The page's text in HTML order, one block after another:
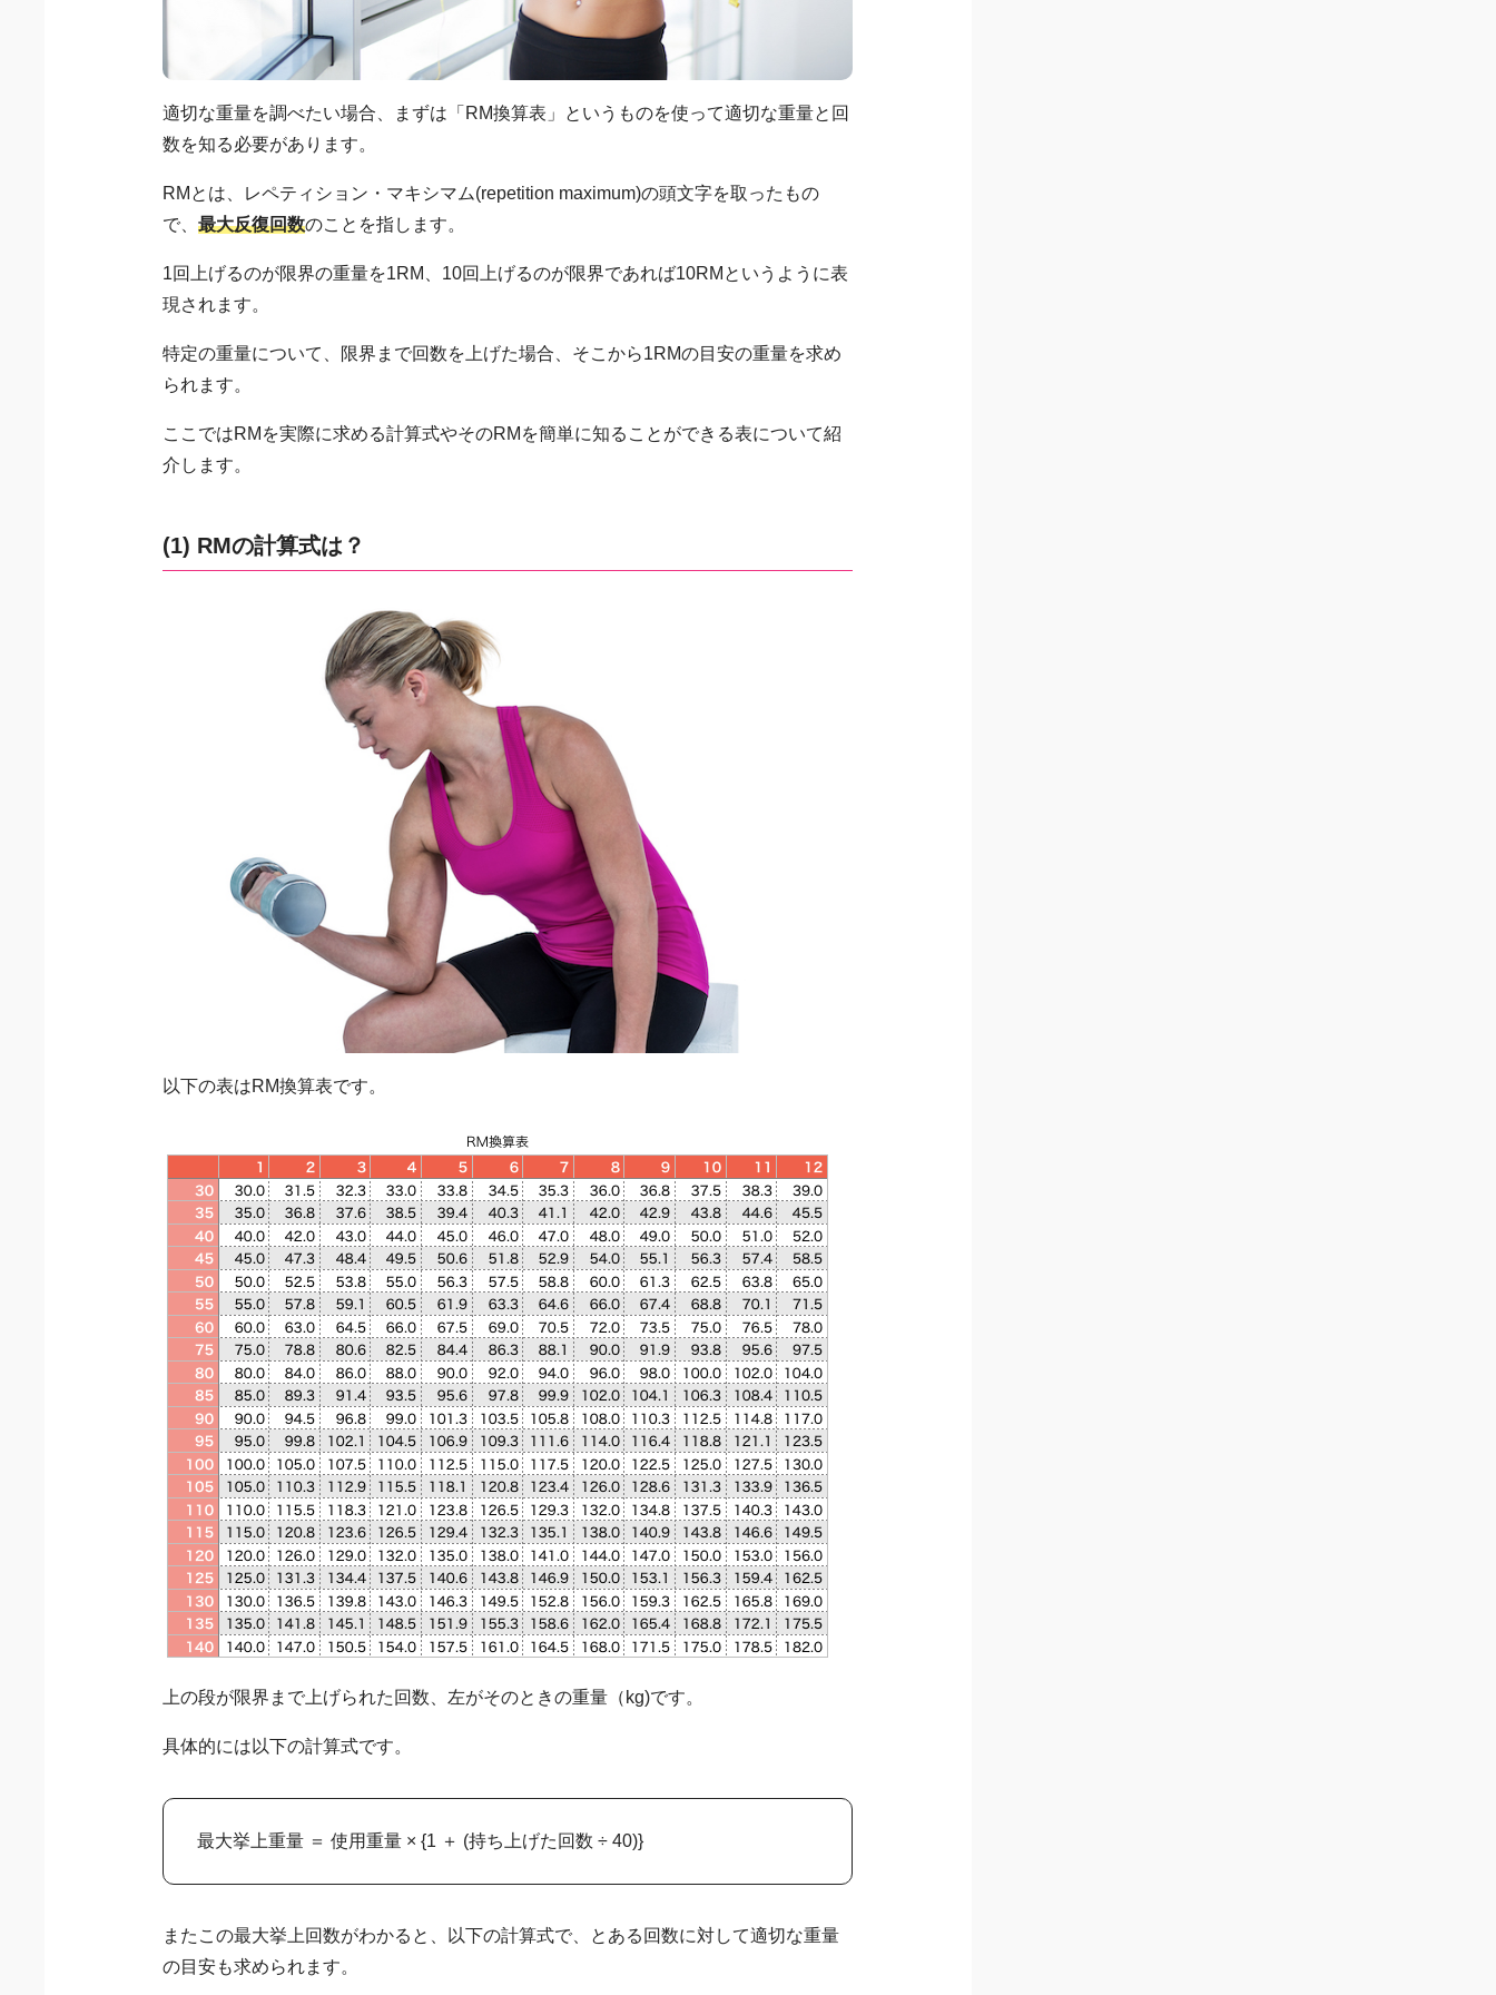
適切な重量を調べたい場合、まずは「RM換算表」というものを使って適切な重量と回
数を知る必要があります。
RMとは、レペティション・マキシマム(repetition maximum)の頭文字を取ったもの
で、最大反復回数のことを指します。
1回上げるのが限界の重量を1RM、10回上げるのが限界であれば10RMというように表
現されます。
特定の重量について、限界まで回数を上げた場合、そこから1RMの目安の重量を求め
られます。
ここではRMを実際に求める計算式やそのRMを簡単に知ることができる表について紹
介します。
(1) RMの計算式は？
以下の表はRM換算表です。
上の段が限界まで上げられた回数、左がそのときの重量（kg)です。
具体的には以下の計算式です。
最大挙上重量 ＝ 使用重量 × {1 ＋ (持ち上げた回数 ÷ 40)}
またこの最大挙上回数がわかると、以下の計算式で、とある回数に対して適切な重量
の目安も求められます。